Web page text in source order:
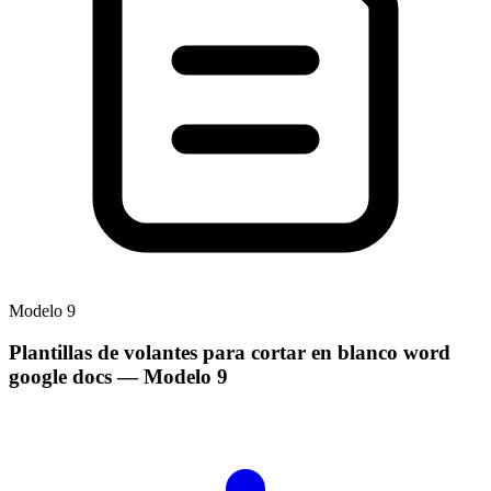
Modelo 9
Plantillas de volantes para cortar en blanco word
google docs— Modelo 9